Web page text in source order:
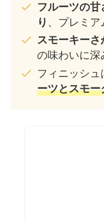
フルーツの
り 、プレミ
スモーキーさ
の味わいに深
フィニッシュ
ーツとスモー